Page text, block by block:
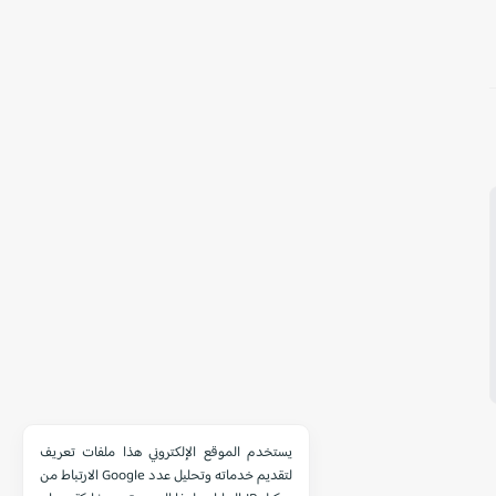
يستخدم الموقع الإلكتروني هذا ملفات تعريف
الارتباط من Google لتقديم خدماته وتحليل عدد